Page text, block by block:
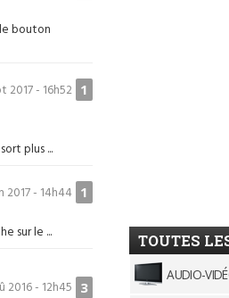
bouton
1
2017 - 16h52
plus ...
1
2017 - 14h44
sur le ...
3
2016 - 12h45
TOUTES
AUDIO-